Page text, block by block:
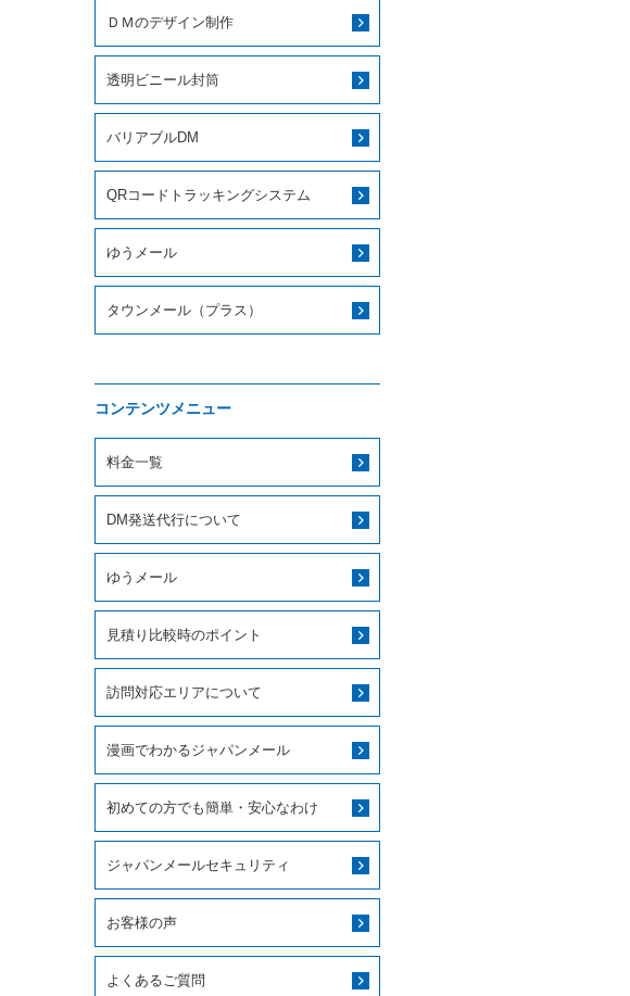
ＤＭのデザイン制作
透明ビニール封筒
バリアブルDM
QRコードトラッキングシステム
ゆうメール
タウンメール（プラス）
コンテンツメニュー
料金一覧
DM発送代行について
ゆうメール
見積り比較時のポイント
訪問対応エリアについて
漫画でわかるジャパンメール
初めての方でも簡単・安心なわけ
ジャパンメールセキュリティ
お客様の声
よくあるご質問